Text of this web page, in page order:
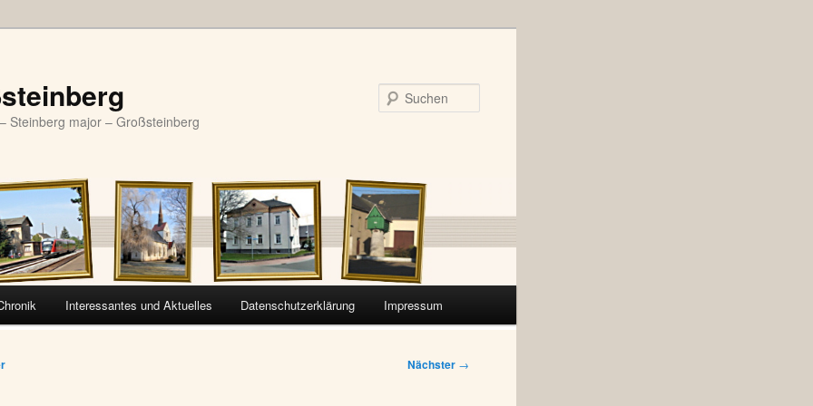
Steinberg major – Großsteinberg
Interessantes und Aktuelles Datenschutzerklärung Impressum
Nächster →